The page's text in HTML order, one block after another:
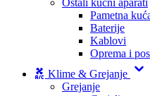
Ostali kućni aparati
Pametna
Baterije
Kablovi
Oprema i
Klime & Grejanje
Grejanje